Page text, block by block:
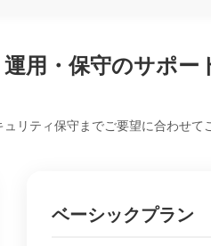
用・保守のサポー
リティ保守までご要望に合わせて
ベーシックプラン